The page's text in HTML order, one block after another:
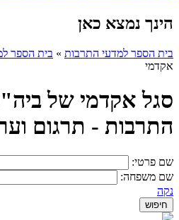
הינך נמצא כאן
בית הספר למדעי התרבות » בית הספר
אקדמי
סגל אקדמי של
התרבות - תרגום
שם פרטי:
שם משפחה:
נקה